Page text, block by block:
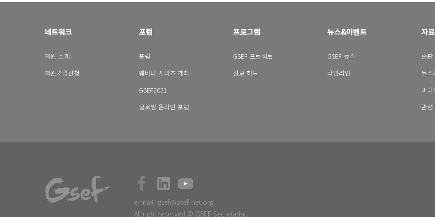
네트워크
회원 소개
회원가입신청
포럼
포럼
웨비나 시리즈 개최
GSEF2021
글로벌 온라인 포럼
프로그램
GSEF 프로젝트
정보 허브
뉴스&이벤트
GSEF 뉴스
타임라인
자
출판
뉴스
미디
관련
e-mail: gsef@gsef-net.org
All right reserved © GSEF Secretariat